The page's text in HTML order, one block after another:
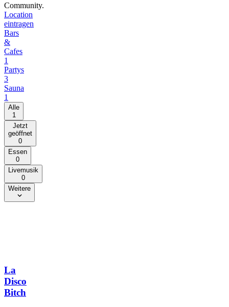
Community.
Location
eintragen
Bars
&
Cafes
1
Partys
3
Sauna
1
Alle
1
Jetzt
geöffnet
0
Essen
0
Livemusik
0
Weitere
La
Disco
Bitch